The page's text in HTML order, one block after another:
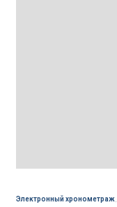
Электронный хронометраж,